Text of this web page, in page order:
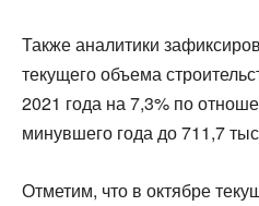
Также аналитики
текущего объема
2021 года на 7,3% по
минувшего года до 711,7
Отметим, что в октябре